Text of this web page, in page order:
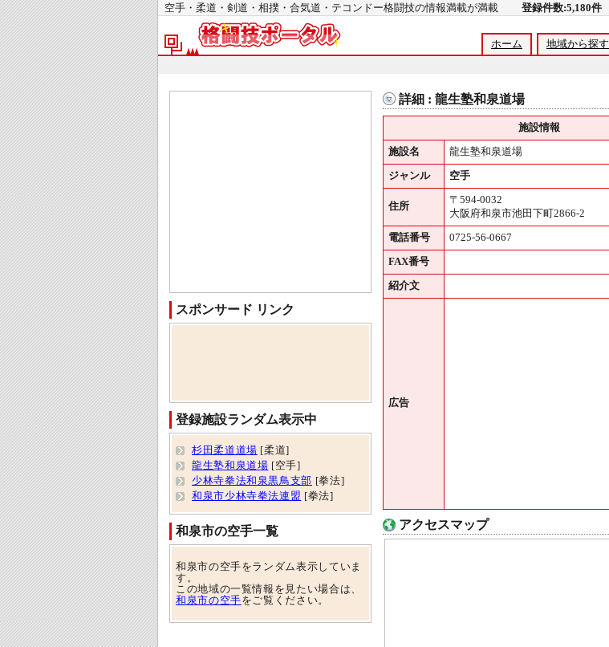
空手・柔道・剣道・相撲・合気道・テコンドー格闘技の情報満載が満載 登録件数:5,180件
ホーム 地域から探す
詳細 : 龍生塾和泉道場
施設情報
施設名 龍生塾和泉道場
ジャンル 空手
住所
〒594-0032
大阪府和泉市池田下町2866-2
電話番号 0725-56-0667
FAX番号
紹介文
広告
アクセスマップ
スポンサード リンク
登録施設ランダム表示中
杉田柔道道場 [柔道]
龍生塾和泉道場 [空手]
少林寺拳法和泉黒鳥支部 [拳法]
和泉市少林寺拳法連盟 [拳法]
和泉市の空手一覧
和泉市の空手をランダム表示していま
す。
この地域の一覧情報を見たい場合は、
和泉市の空手をご覧ください。